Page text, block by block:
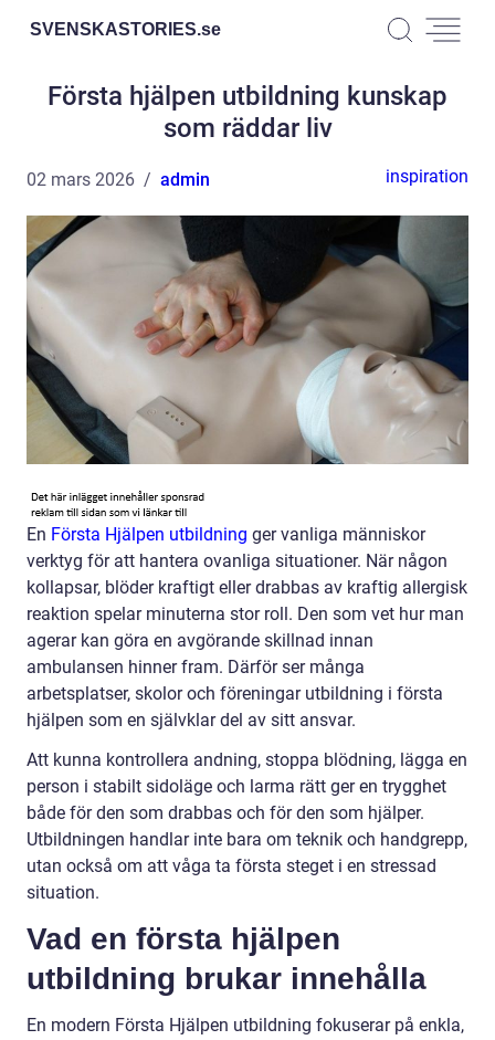
SVENSKASTORIES.se
Första hjälpen utbildning kunskap
som räddar liv
02 mars 2026 admin inspiration
En Första Hjälpen utbildning ger vanliga människor
verktyg för att hantera ovanliga situationer. När någon
kollapsar, blöder kraftigt eller drabbas av kraftig allergisk
reaktion spelar minuterna stor roll. Den som vet hur man
agerar kan göra en avgörande skillnad innan
ambulansen hinner fram. Därför ser många
arbetsplatser, skolor och föreningar utbildning i första
hjälpen som en självklar del av sitt ansvar.
Att kunna kontrollera andning, stoppa blödning, lägga en
person i stabilt sidoläge och larma rätt ger en trygghet
både för den som drabbas och för den som hjälper.
Utbildningen handlar inte bara om teknik och handgrepp,
utan också om att våga ta första steget i en stressad
situation.
Vad en första hjälpen
utbildning brukar innehålla
En modern Första Hjälpen utbildning fokuserar på enkla,